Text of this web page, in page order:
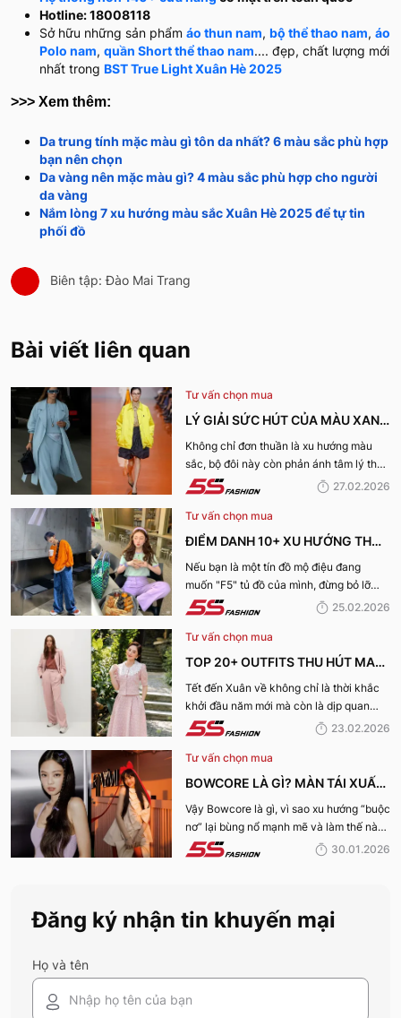
Hotline: 18008118
Sở hữu những sản phẩm áo thun nam, bộ thể thao nam, áo
Polo nam, quần Short thể thao nam.... đẹp, chất lượng mới
nhất trong BST True Light Xuân Hè 2025
>>> Xem thêm:
Da trung tính mặc màu gì tôn da nhất? 6 màu sắc phù hợp
bạn nên chọn
Da vàng nên mặc màu gì? 4 màu sắc phù hợp cho người
da vàng
Nắm lòng 7 xu hướng màu sắc Xuân Hè 2025 để tự tin
phối đồ
Biên tập: Đào Mai Trang
Bài viết liên quan
Tư vấn chọn mua
LÝ GIẢI SỨC HÚT CỦA MÀU XANH
DƯƠNG LẠNH VÀ VÀNG ACACIA
CHO XU HƯỚNG XUÂN HÈ 2026
Không chỉ đơn thuần là xu hướng màu
sắc, bộ đôi này còn phản ánh tâm lý thời
đại và nhu cầu thể hiện cá tính rõ nét
giải sức hút của màu Xanh dương lạnh và
vàng Acacia cho xu hướng Xuân Hè
27.02.2026
Tư vấn chọn mua
ĐIỂM DANH 10+ XU HƯỚNG THỜI
TRANG HOT NHẤT XUÂN HÈ
2026: SỰ TRỖI DẬY CỦA PHONG
CÁCH CÁ NHÂN
Nếu bạn là một tín đồ mộ điệu đang
muốn "F5" tủ đồ của mình, đừng bỏ lỡ
những gợi ý của 5S Fashion về những xu
25.02.2026
Tư vấn chọn mua
TOP 20+ OUTFITS THU HÚT MAY
MẮN, TÀI LỘC "HỢP VÍA" KHAI
XUÂN 2026
Tết đến Xuân về không chỉ là thời khắc
khởi đầu năm mới mà còn là dịp quan
trọng để mỗi người “khai vía” đón may
mặc gì ngày đầu năm để hợp vía, hút tài
lộc và thu hút năng lượng tích cực? Cùng
2026 mặc gì “hợp vía” trong bài viết này
nhé:
23.02.2026
Tư vấn chọn mua
BOWCORE LÀ GÌ? MÀN TÁI XUẤT
ĐỈNH CAO CỦA XU HƯỚNG
BOWCORE “BUỘC NƠ” KHUẤY
ĐẢO THỜI TRANG 2026
Vậy Bowcore là gì, vì sao xu hướng “buộc
nơ” lại bùng nổ mạnh mẽ và làm thế nào
để phối đồ chuẩn Bowcore mà vẫn giữ
30.01.2026
Đăng ký nhận tin khuyến mại
Họ và tên